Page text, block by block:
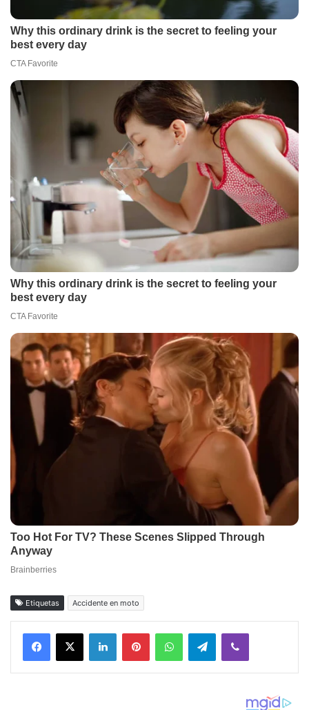
Etiquetas Accidente en moto
Facebook
X LinkedInPinterestWhatsAppTelegramViber